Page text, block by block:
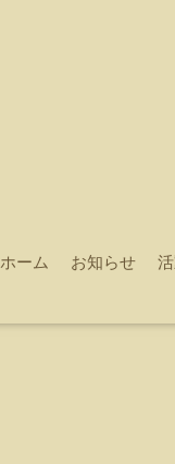
ホーム お知らせ